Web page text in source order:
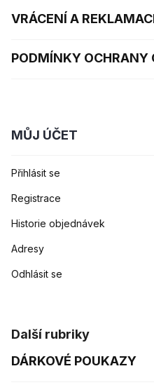
VRÁCENÍ A
PODMÍNKY OCHRANY
MŮJ ÚČET
Přihlásit se
Registrace
Historie objednávek
Adresy
Odhlásit se
Další rubriky
DÁRKOVÉ POUKAZY